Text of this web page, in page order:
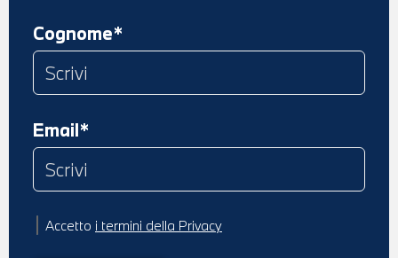
Cognome*
Email*
Accetto i termini della Privacy